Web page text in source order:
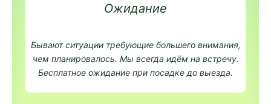
Ожидание
Бывают ситуации требующие большего внимания,
чем планировалось. Мы всегда идём на встречу.
Бесплатное ожидание при посадке до выезда.